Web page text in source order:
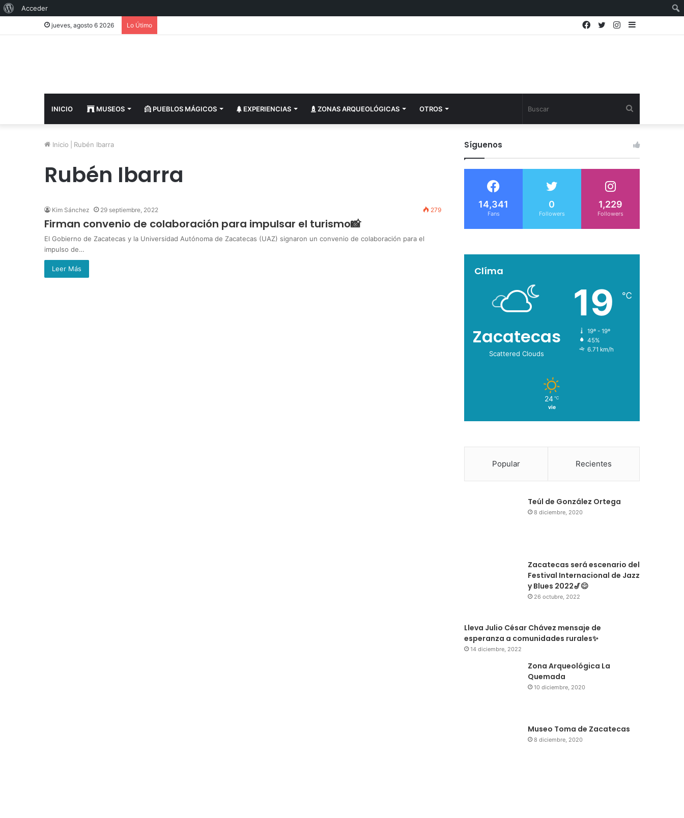
Acerca
Acceder
jueves, agosto 6 2026 Lo Útimo Instagram
Twitter
Facebook
INICIO MUSEOS PUEBLOS MÁGICOS EXPERIENCIAS ZONAS ARQUEOLÓGICAS OTROS
Inicio Rubén Ibarra
Rubén Ibarra
Kim Sánchez 29 septiembre, 2022 279
Firman convenio de colaboración para impulsar el turismo📸
El Gobierno de Zacatecas y la Universidad Autónoma de Zacatecas (UAZ) signaron un convenio de colaboración para el
impulso de…
Leer Más
Síguenos
14,341
Fans
0
Followers
1,229
Followers
Clíma
Zacatecas
Scattered Clouds
19 ℃
19º - 19º
45%
6.71 km/h
24 ℃
vie
Popular Recientes
Teúl de González Ortega
8 diciembre, 2020
Zacatecas será escenario del
Festival Internacional de Jazz
y Blues 2022🎷😊
26 octubre, 2022
Lleva Julio César Chávez mensaje de
esperanza a comunidades rurales✨
14 diciembre, 2022
Zona Arqueológica La
Quemada
10 diciembre, 2020
Museo Toma de Zacatecas
8 diciembre, 2020